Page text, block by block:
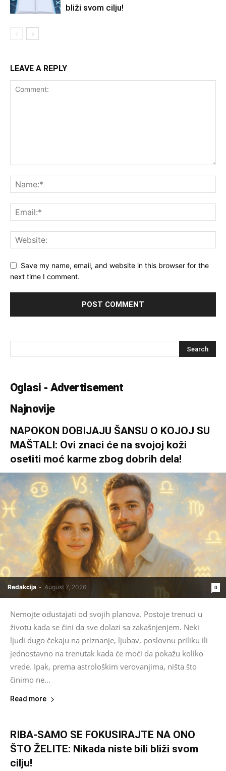
bliži svom cilju!
LEAVE A REPLY
Save my name, email, and website in this browser for the
next time I comment.
Oglasi - Advertisement
Najnovije
NAPOKON DOBIJAJU ŠANSU O KOJOJ SU
MAŠTALI: Ovi znaci će na svojoj koži
osetiti moć karme zbog dobrih dela!
Redakcija - August 7, 2026 0
Nemojte odustajati od svojih planova. Postoje trenuci u
životu kada se čini da sve dolazi sa zakašnjenjem. Neki
ljudi dugo čekaju na priznanje, ljubav, poslovnu priliku ili
jednostavno na trenutak kada će moći da pokažu koliko
vrede. Ipak, prema astrološkim verovanjima, ništa što
činimo ne...
Read more
RIBA-SAMO SE FOKUSIRAJTE NA ONO
ŠTO ŽELITE: Nikada niste bili bliži svom
cilju!